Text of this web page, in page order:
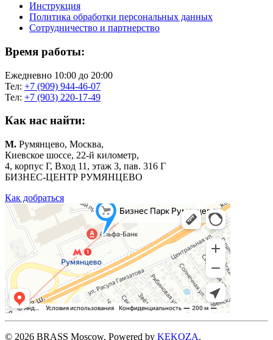
Инструкция
Политика обработки персональных данных
Сотрудничество и партнерство
Время работы:
Ежедневно 10:00 до 20:00
Тел: +7 (909) 944-46-07
Тел: +7 (903) 220-17-49
Как нас найти:
М. Румянцево, Москва,
Киевское шоссе, 22-й километр,
4, корпус Г, Вход 11, этаж 3, пав. 316 Г
БИЗНЕС-ЦЕНТР РУМЯНЦЕВО
Как добраться
© 2026 BRASS Moscow. Powered by KEKOZA.